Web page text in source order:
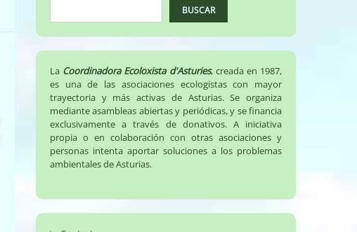
BUSCAR
La Coordinadora Ecoloxista d'Asturies, creada en 1987,
es una de las asociaciones ecologistas con mayor
trayectoria y más activas de Asturias. Se organiza
mediante asambleas abiertas y periódicas, y se financia
exclusivamente a través de donativos. A iniciativa
propia o en colaboración con otras asociaciones y
personas intenta aportar soluciones a los problemas
ambientales de Asturias.